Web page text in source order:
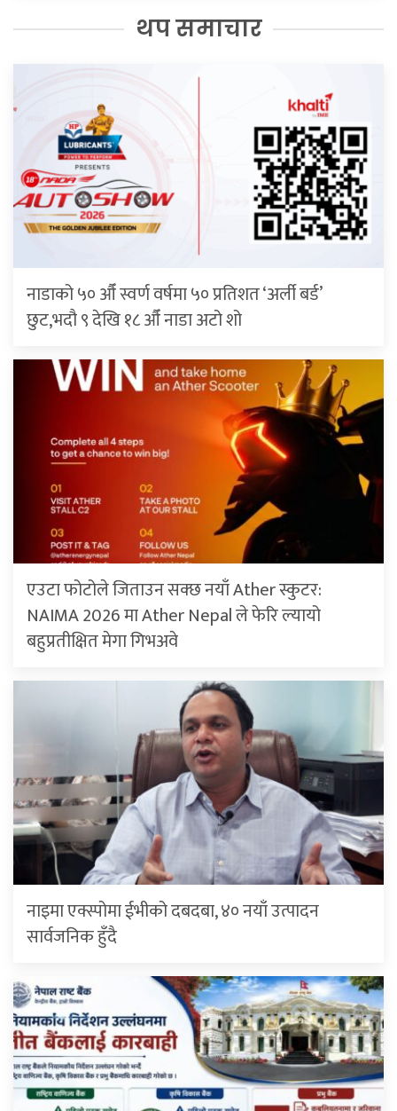
थप समाचार
नाडाको ५० औँ स्वर्ण वर्षमा ५० प्रतिशत ‘अर्ली बर्ड’
छुट,भदौ ९ देखि १८ औँ नाडा अटो शो
एउटा फोटोले जिताउन सक्छ नयाँ Ather स्कुटर:
NAIMA 2026 मा Ather Nepal ले फेरि ल्यायो
बहुप्रतीक्षित मेगा गिभअवे
नाइमा एक्स्पोमा ईभीको दबदबा, ४० नयाँ उत्पादन
सार्वजनिक हुँदै